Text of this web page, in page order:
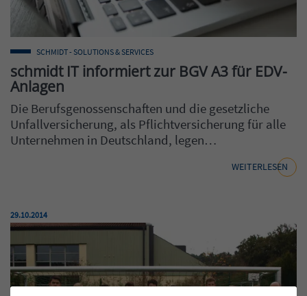
schmidt IT informiert zur BGV A3 für EDV-
Anlagen
SCHMIDT - SOLUTIONS & SERVICES
Die Berufsgenossenschaften und die gesetzliche
Unfallversicherung, als Pflichtversicherung für alle
Unternehmen in Deutschland, legen…
WEITERLESEN
Veröffentlicht am:
29.10.2014